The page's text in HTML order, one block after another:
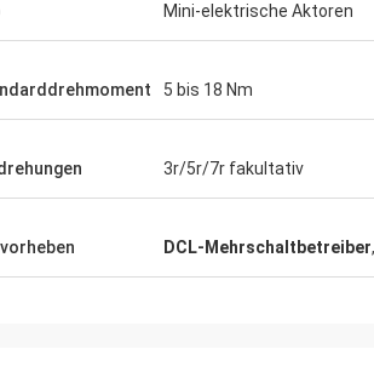
DCL ist seit mehr als 6 Jahren
Partner und Lieferant.Unsere
Mini-elektrische Aktoren
5 bis 18 Nm
3r/5r/7r fakultativ
DCL-Mehrschaltbetreiber,